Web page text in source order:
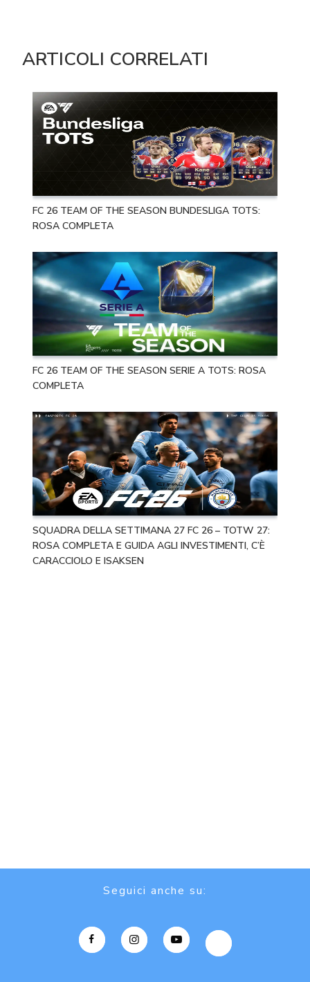
ARTICOLI CORRELATI
FC 26 TEAM OF THE SEASON BUNDESLIGA TOTS:
ROSA COMPLETA
FC 26 TEAM OF THE SEASON SERIE A TOTS: ROSA
COMPLETA
SQUADRA DELLA SETTIMANA 27 FC 26 – TOTW 27:
ROSA COMPLETA E GUIDA AGLI INVESTIMENTI, C’È
CARACCIOLO E ISAKSEN
Seguici anche su: